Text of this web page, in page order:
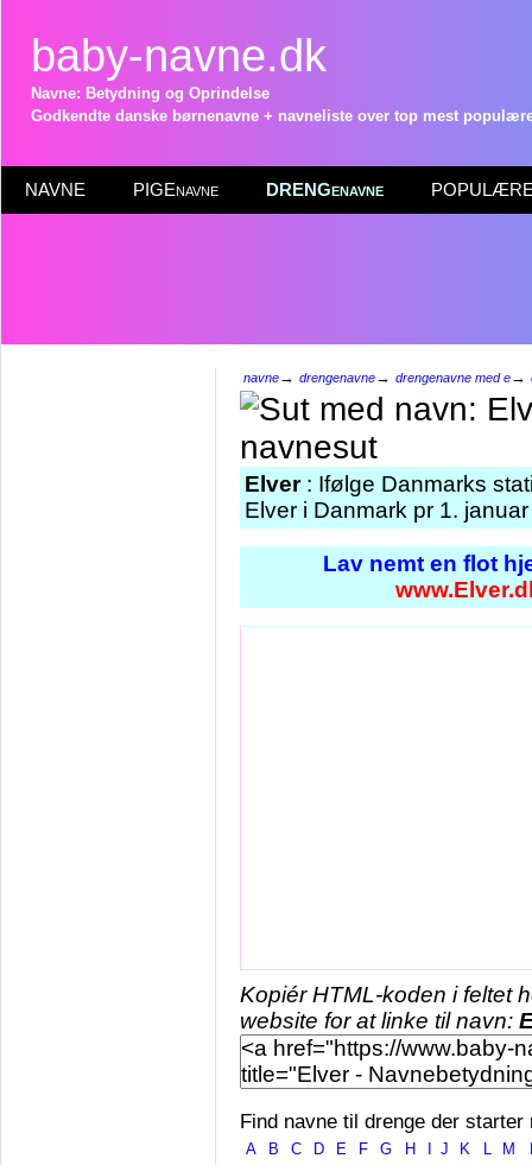
baby-navne.dk
Navne: Betydning og Oprindelse
Godkendte danske børnenavne + navneliste over top mest
NAVNE PIGEnavne DRENGenavne POPULÆRE
navne→ drengenavne→ drengenavne med e→
Elver: Ifølge Danmarks
Elver i Danmark pr 1.
Lav nemt en flot
Kopiér HTML-koden i feltet
website for at linke til navn:
Find navne til drenge der starter
A B C D E F G H J K L M